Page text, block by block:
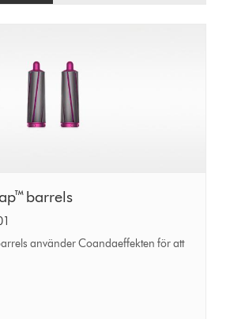
barrels
använder Coandaeffekten för att